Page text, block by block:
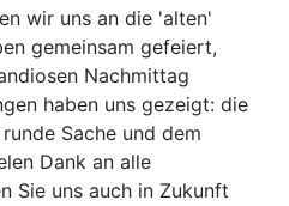
wir uns an die 'alten'
gemeinsam gefeiert,
Nachmittag
haben uns gezeigt: die
Sache und dem
Dank an alle
Sie uns auch in Zukunft